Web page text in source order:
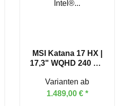
MSI Katana 17 HX |
17,3" WQHD 240 Hz|
14650HX | GeForce
RTX™ 5070
Varianten ab
1.489,00 € *